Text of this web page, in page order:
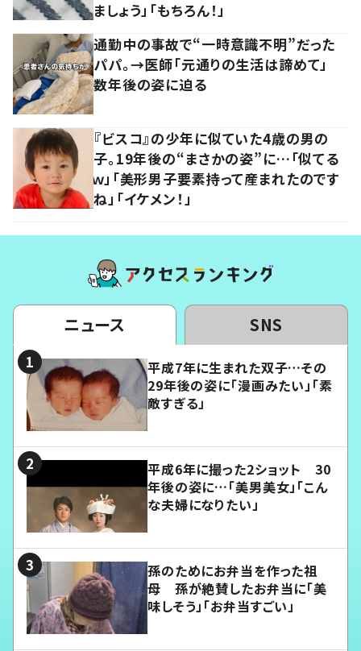
ましょう」「もちろん！」
通勤中の事故で“一時意識不明”だった
パパ。→医師「元通りの生活は諦めて」
数年後の姿に迫る
『ビスコ』の少年に似ていた4歳の男の
子。19年後の“まさかの姿”に…「似てる
ｗ」「美形男子要素持って産まれたのです
ね」「イケメン！」
ニュース SNS
平成7年に生まれた双子…その
29年後の姿に「漫画みたい」「素
敵すぎる」
平成6年に撮った2ショット 30
年後の姿に…「美男美女」「こん
な夫婦になりたい」
孫のためにお弁当を作った祖
母 孫が絶賛したお弁当に「美
味しそう」「お弁当すごい」